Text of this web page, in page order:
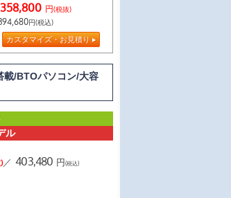
358,800 円(税抜)
円(税込)
カスタマイズ・お見積り
/BTOパソコン/大容
ル
／ 403,480 円(税込)